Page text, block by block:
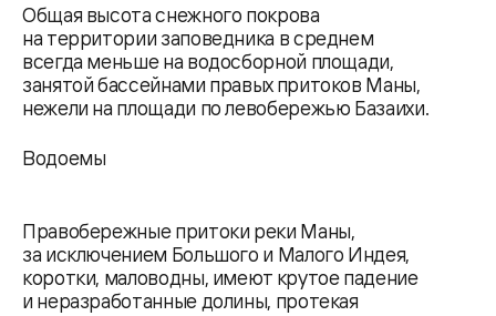
Общая высота снежного покрова
на территории заповедника в среднем
всегда меньше на водосборной площади,
занятой бассейнами правых притоков Маны,
нежели на площади по левобережью Базаихи.
Водоемы
Правобережные притоки реки Маны,
за исключением Большого и Малого Индея,
коротки, маловодны, имеют крутое падение
и неразработанные долины, протекая